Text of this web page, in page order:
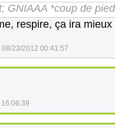
GNIAAA *coup de
respire, ça ira
08/23/2012 00:41:57